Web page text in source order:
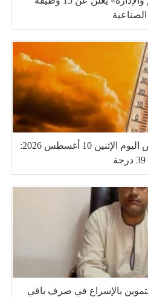
الأرصاد تكشف حالة الطقس اليوم الإثنين 10 أغسطس 2026:
بالإسراع في صرف باقي